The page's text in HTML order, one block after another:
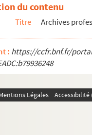
du contenu
Titre Archives
: https://ccfr.bnf.fr/
Légales